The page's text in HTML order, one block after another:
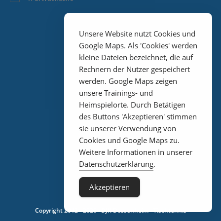
Impressum
Datenschutz
Copyright 2012 - 2026 · DJK Dossenheim - Tischtennis
Unsere Website nutzt Cookies und
Google Maps. Als 'Cookies' werden
kleine Dateien bezeichnet, die auf
Rechnern der Nutzer gespeichert
werden. Google Maps zeigen
unsere Trainings- und
Heimspielorte. Durch Betätigen
des Buttons 'Akzeptieren' stimmen
sie unserer Verwendung von
Cookies und Google Maps zu.
Weitere Informationen in unserer
Datenschutzerklärung.
Akzeptieren